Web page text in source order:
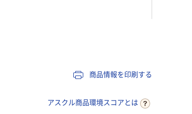
商品情報を印刷する
アスクル商品環境スコアとは